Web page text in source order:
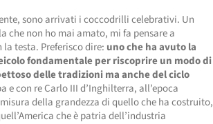
sono arrivati i coccodrilli celebrativi. Un
che non ho mai amato, mi fa pensare a
la testa. Preferisco dire: uno che ha avuto la
fondamentale per riscoprire un modo di
delle tradizioni ma anche del ciclo
e con re Carlo III d’Inghilterra, all’epoca
della grandezza di quello che ha costruito,
che è patria dell’industria